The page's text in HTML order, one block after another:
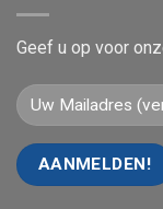
Geef u op voor